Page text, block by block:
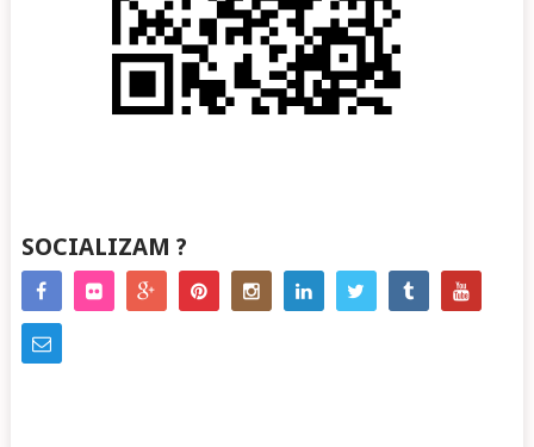
SOCIALIZAM ?